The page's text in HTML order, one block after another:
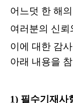
어느덧 한 해
여러분의 신
이에 대한 감
아래 내용을
1) 필수기재사